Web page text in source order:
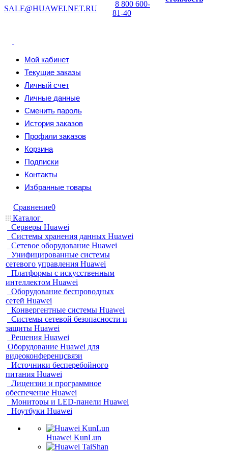
SALE@HUAWEI.NET.RU
8 800 600-
81-40
Мой кабинет
Текущие заказы
Личный счет
Личные данные
Сменить пароль
История заказов
Профили заказов
Корзина
Подписки
Контакты
Избранные товары
Сравнение0
Каталог
Серверы Huawei
Системы хранения данных Huawei
Сетевое оборудование Huawei
Унифицированные системы
сетевого управления Huawei
Платформы с искусственным
интеллектом Huawei
Оборудование беспроводных
сетей Huawei
Конвергентные системы Huawei
Системы сетевой безопасности и
защиты Huawei
Решения Huawei
Оборудование Huawei для
видеоконференцсвязи
Источники бесперебойного
питания Huawei
Лицензии и программное
обеспечение Huawei
Мониторы и LED-панели Huawei
Ноутбуки Huawei
Huawei KunLun